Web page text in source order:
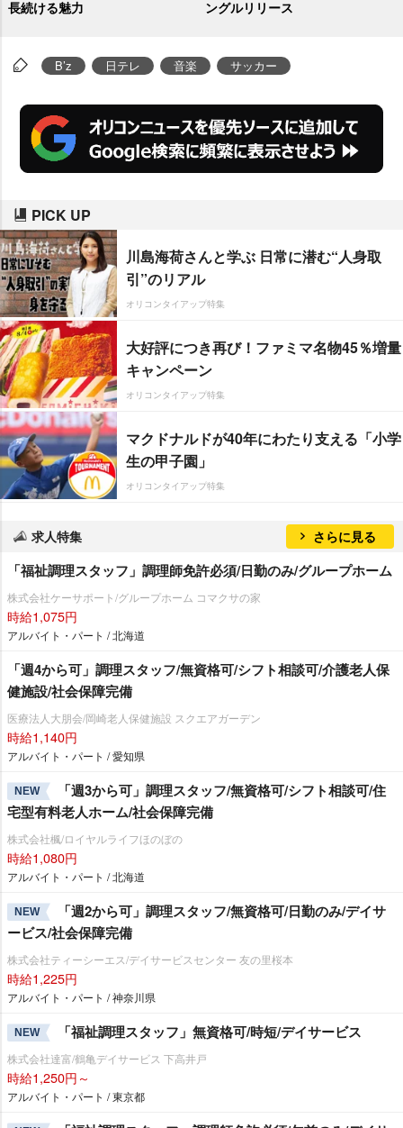
長続ける魅力
ングルリリース
B’z 日テレ 音楽 サッカー
PICK UP
川島海荷さんと学ぶ 日常に潜む“人身取
引”のリアル
オリコンタイアップ特集
大好評につき再び！ファミマ名物45％増量
キャンペーン
オリコンタイアップ特集
マクドナルドが40年にわたり支える「小学
生の甲子園」
オリコンタイアップ特集
求人特集 さらに見る
「福祉調理スタッフ」調理師免許必須/日勤のみ/グループホーム
株式会社ケーサポート/グループホーム コマクサの家
時給1,075円
アルバイト・パート / 北海道
「週4から可」調理スタッフ/無資格可/シフト相談可/介護老人保
健施設/社会保障完備
医療法人大朋会/岡崎老人保健施設 スクエアガーデン
時給1,140円
アルバイト・パート / 愛知県
NEW
「週3から可」調理スタッフ/無資格可/シフト相談可/住
宅型有料老人ホーム/社会保障完備
株式会社楓/ロイヤルライフほのぼの
時給1,080円
アルバイト・パート / 北海道
NEW
「週2から可」調理スタッフ/無資格可/日勤のみ/デイサ
ービス/社会保障完備
株式会社ティーシーエス/デイサービスセンター 友の里桜本
時給1,225円
アルバイト・パート / 神奈川県
NEW 「福祉調理スタッフ」無資格可/時短/デイサービス
株式会社達富/鶴亀デイサービス 下高井戸
時給1,250円～
アルバイト・パート / 東京都